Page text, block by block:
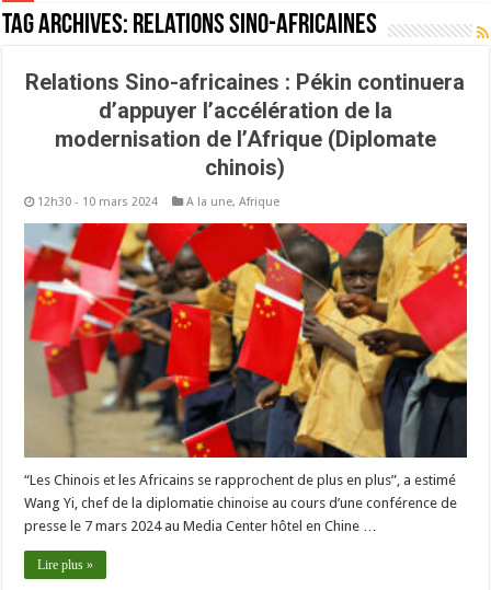
Tag Archives: Relations sino-africaines
Relations Sino-africaines : Pékin continuera
d’appuyer l’accélération de la
modernisation de l’Afrique (Diplomate
chinois)
12h30 - 10 mars 2024 A la une,Afrique
“Les Chinois et les Africains se rapprochent de plus en plus”, a estimé
Wang Yi, chef de la diplomatie chinoise au cours d’une conférence de
presse le 7 mars 2024 au Media Center hôtel en Chine …
Lire plus »